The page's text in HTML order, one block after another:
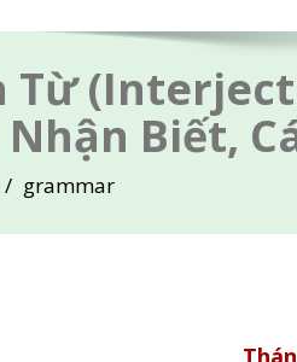
Từ
Biết,
grammar